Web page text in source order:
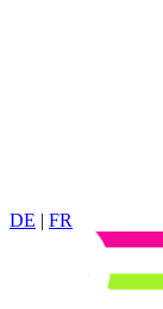
DE | FR